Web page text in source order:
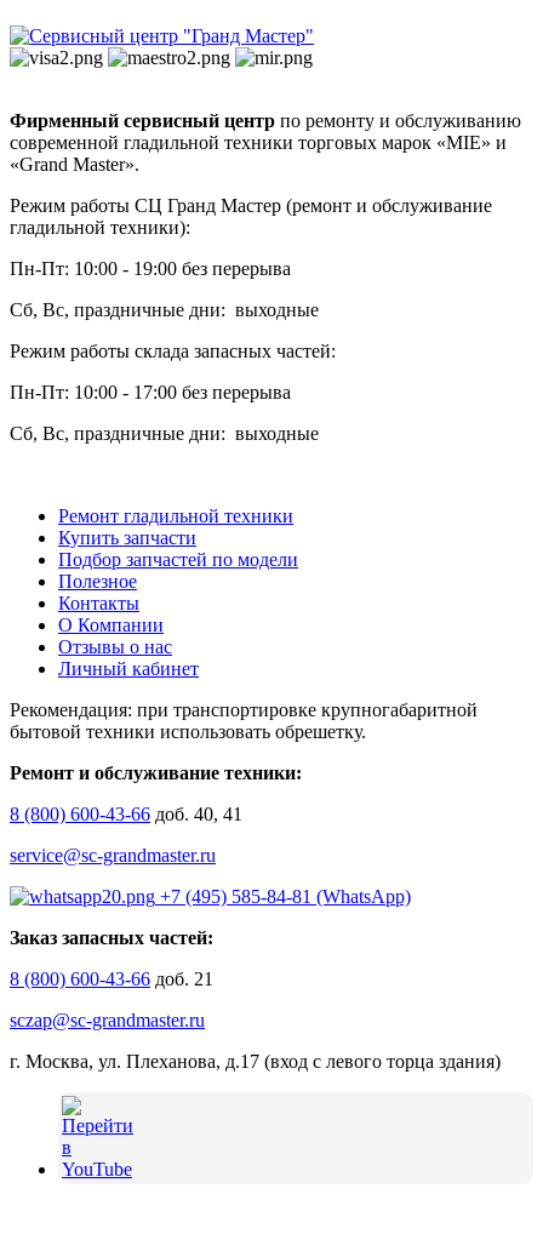
Фирменный сервисный центр по ремонту и обслуживанию
современной гладильной техники торговых марок «MIE» и
«Grand Master».
Режим работы СЦ Гранд Мастер (ремонт и обслуживание
гладильной техники):
Пн-Пт: 10:00 - 19:00 без перерыва
Сб, Вс, праздничные дни: выходные
Режим работы склада запасных частей:
Пн-Пт: 10:00 - 17:00 без перерыва
Сб, Вс, праздничные дни: выходные
Ремонт гладильной техники
Купить запчасти
Подбор запчастей по модели
Полезное
Контакты
О Компании
Отзывы о нас
Личный кабинет
Рекомендация: при транспортировке крупногабаритной
бытовой техники использовать обрешетку.
Ремонт и обслуживание техники:
8 (800) 600-43-66 доб. 40, 41
service@sc-grandmaster.ru
+7 (495) 585-84-81 (WhatsApp)
Заказ запасных частей:
8 (800) 600-43-66 доб. 21
sczap@sc-grandmaster.ru
г. Москва, ул. Плеханова, д.17 (вход с левого торца здания)